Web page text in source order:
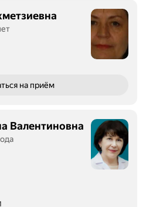
на приём
Валентиновна